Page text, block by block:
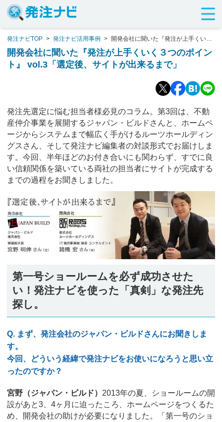
発注ナビTOP > 発注ナビ活用事例 > 開発会社に聞いた『発注が上手くいく
３つのポイント』 vol.3「選定後、サイトが出来るまで」
開発会社に聞いた『発注が上手くいく３つのポイン
ト』 vol.3「選定後、サイトが出来るまで」
発注先選定に悩む担当者様必見のコラム。第3回は、不動
産仲介事業を展開するジャパン・ビルドさんと、ホームペ
ージからシステムまで幅広く手がけるルーツホールディン
グスさん、そして発注ナビ編集者の対談形式でお届けしま
す。今回、半年ほどのお付き合いにも関わらず、すでに良
い信頼関係を築いている両社の担当者にサイトが完成する
までの過程をお聞きしました。
第一号ショールームを必ず成功させた
い！発注ナビを使った「真剣」な発注先
探し。
Q. まず、発注会社のジャパン・ビルドさんにお聞きしま
す。
今回、どういう経緯で発注ナビをお使いになろうと思い立
ったのですか？
宮野（ジャパン・ビルド） 2013年の夏、ショールームの開
設があと3、4ヶ月に迫ったころ、ホームページをつくるた
め、開発会社の助けが必要になりました。「第一号のショ